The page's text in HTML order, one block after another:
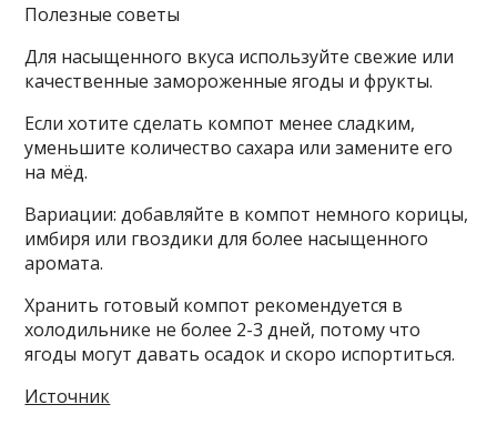
Полезные советы
Для насыщенного вкуса используйте свежие или
качественные замороженные ягоды и фрукты.
Если хотите сделать компот менее сладким,
уменьшите количество сахара или замените его
на мёд.
Вариации: добавляйте в компот немного корицы,
имбиря или гвоздики для более насыщенного
аромата.
Хранить готовый компот рекомендуется в
холодильнике не более 2-3 дней, потому что
ягоды могут давать осадок и скоро испортиться.
Источник